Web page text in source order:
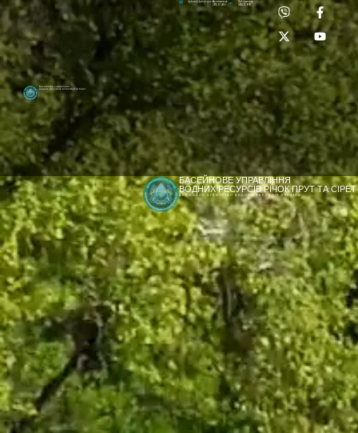
[newyear_garland]
Басейнове управління
водних ресурсів річок Прут та Сірет
Лабораторія:
(0372) 53-92-00
dpbuvr@dpbuvr.gov.uaПриймальня:
(0372) 51-14-56
БАСЕЙНОВЕ УПРАВЛІННЯ
ВОДНИХ РЕСУРСІВ РІЧОК ПРУТ ТА СІРЕТ
ДЕРЖАВНЕ АГЕНТСТВО ВОДНИХ РЕСУРСІВ УКРАЇНИ